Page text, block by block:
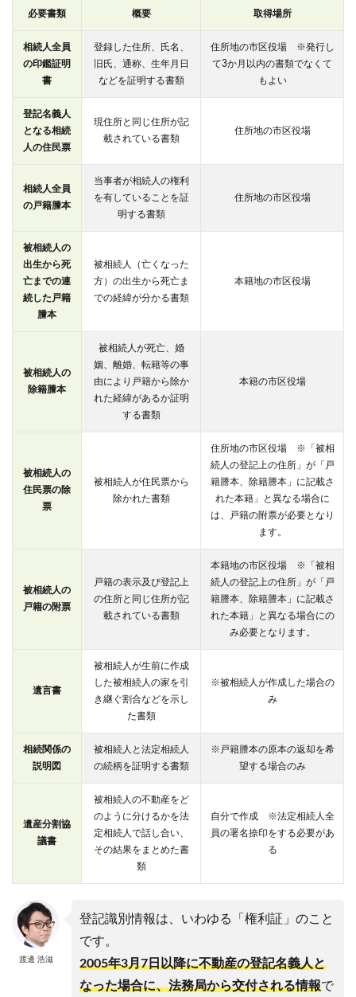
必要書類 概要 取得場所
相続人全員
の印鑑証明
書
登録した住所、氏名、
旧氏、通称、生年月日
などを証明する書類
住所地の市区役場 ※発行し
て3か月以内の書類でなくて
もよい
登記名義人
となる相続
人の住民票
現住所と同じ住所が記
載されている書類
住所地の市区役場
相続人全員
の戸籍謄本
当事者が相続人の権利
を有していることを証
明する書類
住所地の市区役場
被相続人の
出生から死
亡までの連
続した戸籍
謄本
被相続人（亡くなった
方）の出生から死亡ま
での経緯が分かる書類
本籍地の市区役場
被相続人の
除籍謄本
被相続人が死亡、婚
姻、離婚、転籍等の事
由により戸籍から除か
れた経緯があるか証明
する書類
本籍の市区役場
被相続人の
住民票の除
票
被相続人が住民票から
除かれた書類
住所地の市区役場 ※「被相
続人の登記上の住所」が「戸
籍謄本、除籍謄本」に記載さ
れた本籍」と異なる場合に
は、戸籍の附票が必要となり
ます。
被相続人の
戸籍の附票
戸籍の表示及び登記上
の住所と同じ住所が記
載されている書類
本籍地の市区役場 ※「被相
続人の登記上の住所」が「戸
籍謄本、除籍謄本」に記載さ
れた本籍」と異なる場合にの
み必要となります。
遺言書
被相続人が生前に作成
した被相続人の家を引
き継ぐ割合などを示し
た書類
※被相続人が作成した場合の
み
相続関係の
説明図
被相続人と法定相続人
の続柄を証明する書類
※戸籍謄本の原本の返却を希
望する場合のみ
遺産分割協
議書
被相続人の不動産をど
のように分けるかを法
定相続人で話し合い、
その結果をまとめた書
類
自分で作成 ※法定相続人全
員の署名捺印をする必要があ
る
渡邊 浩滋
登記識別情報は、いわゆる「権利証」のこと
です。
2005年3月7日以降に不動産の登記名義人と
なった場合に、法務局から交付される情報で